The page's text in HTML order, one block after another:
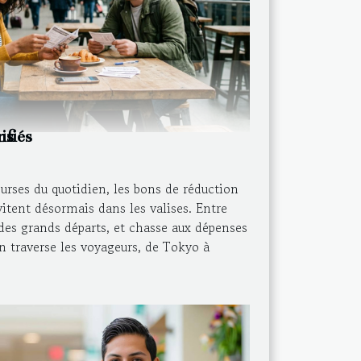
du quotidien, les bons de réduction
désormais dans les valises. Entre
grands départs, et chasse aux dépenses
les voyageurs, de Tokyo à